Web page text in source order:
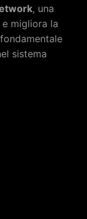
, una
migliora la
sistema